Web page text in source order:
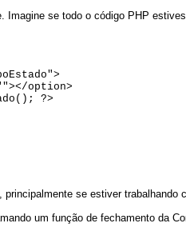
Imagine se todo o código PHP
option>
?>
principalmente se estiver trabalhando
um função de fechamento da